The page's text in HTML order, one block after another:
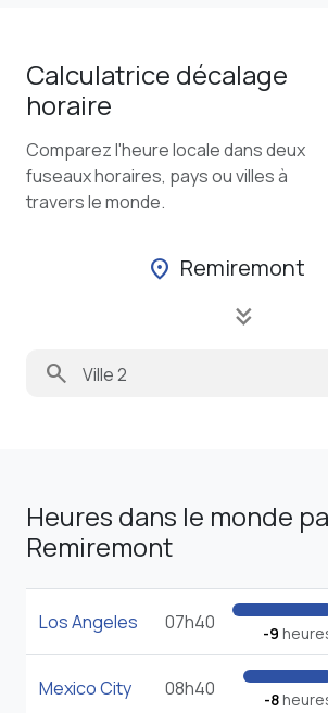
Calculatrice décalage
horaire
Comparez l'heure locale dans deux
fuseaux horaires, pays ou villes à
travers le monde.
location_on Remiremont
keyboard_double_arrow_down
search
Heures dans le monde
Remiremont
Los Angeles 07h40 -9
Mexico City 08h40 -8